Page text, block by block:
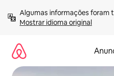
para
Mostrar idioma original